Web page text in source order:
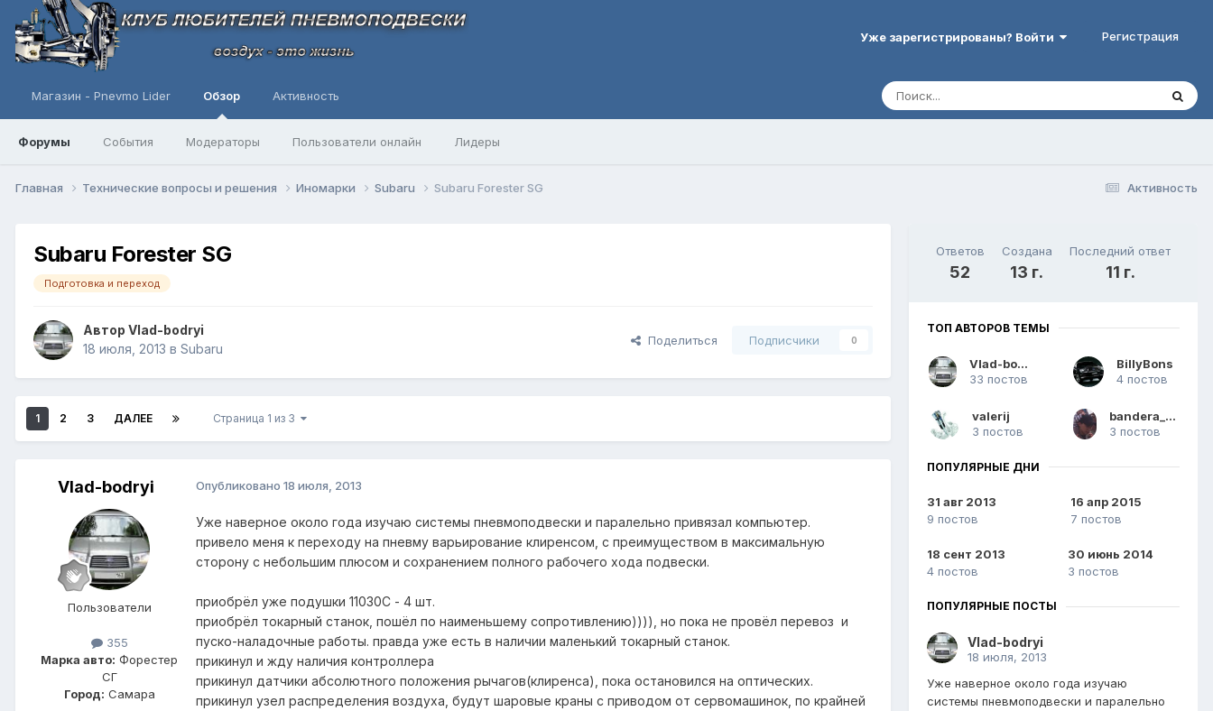
Уже зарегистрированы? Войти Регистрация
Магазин - Pnevmo Lider Обзор
Форумы События Модераторы Пользователи онлайн Лидеры
Активность
Активность
Главная Технические вопросы и решения Иномарки Subaru Subaru Forester SG
Subaru Forester SG
Подготовка и переход
Автор Vlad-bodryi
18 июля, 2013 в Subaru
Поделиться Подписчики 0
1 2 3 ДАЛЕЕ Страница 1 из 3
Vlad-bodryi
Пользователи
355
Марка авто: Форестер
СГ
Город: Самара
Опубликовано 18 июля, 2013
Уже наверное около года изучаю системы пневмоподвески и паралельно привязал компьютер.
привело меня к переходу на пневму варьирование клиренсом, с преимуществом в максимальную
сторону с небольшим плюсом и сохранением полного рабочего хода подвески.
приобрёл уже подушки 11030С - 4 шт.
приобрёл токарный станок, пошёл по наименьшему сопротивлению)))), но пока не провёл перевоз и
пуско-наладочные работы. правда уже есть в наличии маленький токарный станок.
прикинул и жду наличия контроллера
прикинул датчики абсолютного положения рычагов(клиренса), пока остановился на оптических.
прикинул узел распределения воздуха, будут шаровые краны с приводом от сервомашинок, по крайней
Ответов
52
Создана
13 г.
Последний ответ
11 г.
ТОП АВТОРОВ ТЕМЫ
Vlad-bodryi
33 постов
BillyBons
4 постов
valerij
3 постов
bandera_rus38
3 постов
ПОПУЛЯРНЫЕ ДНИ
31 авг 2013
9 постов
16 апр 2015
7 постов
18 сент 2013
4 постов
30 июнь 2014
3 постов
ПОПУЛЯРНЫЕ ПОСТЫ
Vlad-bodryi
18 июля, 2013
Уже наверное около года изучаю
системы пневмоподвески и паралельно